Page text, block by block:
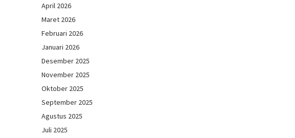
April 2026
Maret 2026
Februari 2026
Januari 2026
Desember 2025
November 2025
Oktober 2025
September 2025
Agustus 2025
Juli 2025